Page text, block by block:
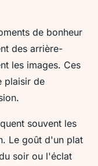
de bonheur
des arrière-
les images. Ces
plaisir de
souvent les
Le goût d'un plat
soir ou l'éclat